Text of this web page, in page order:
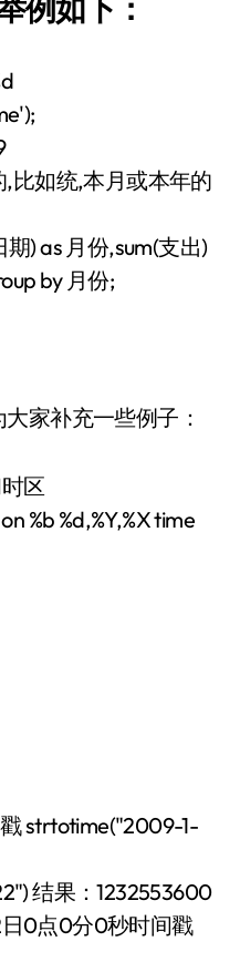
例如下：
比如统,本月或本年的
) as 月份,sum(支出)
by 月份;
家补充一些例子：
区
%b %d,%Y,%X time
strtotime("2009-1-
结果：1232553600
0点0分0秒时间戳